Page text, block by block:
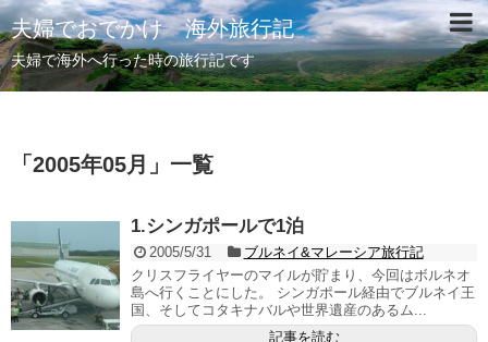
夫婦でおでかけ 海外旅行記
夫婦で海外へ行った時の旅行記です
「 2005年05月 」 一覧
1.シンガポールで1泊
2005/5/31
ブルネイ&マレーシア旅行記
クリスフライヤーのマイルが貯まり、今回はボルネオ
島へ行くことにした。 シンガポール経由でブルネイ王
国、そしてコタキナバルや世界遺産のあるム...
記事を読む